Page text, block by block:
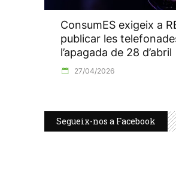
ConsumES exigeix a
publicar les
l’apagada de 28 d’abril
27/04/2026
Segueix-nos a Facebook